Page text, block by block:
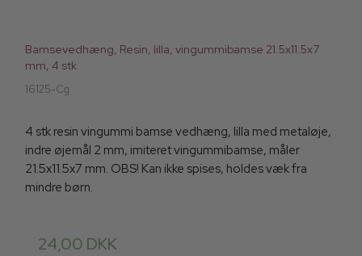
Bamsevedhæng, Resin, lilla, vingummibamse 21.5x11.5x7
mm, 4 stk
16125-Cg
4 stk resin vingummi bamse vedhæng, lilla med metaløje,
indre øjemål 2 mm, imiteret vingummibamse, måler
21.5x11.5x7 mm. OBS! Kan ikke spises, holdes væk fra
mindre børn.
24,00 DKK